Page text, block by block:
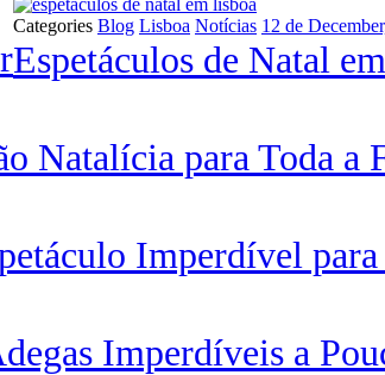
Categories Blog Lisboa Notícias 12 de
Espetáculos de Natal
Natalícia para Toda a
Imperdível
Imperdíveis a